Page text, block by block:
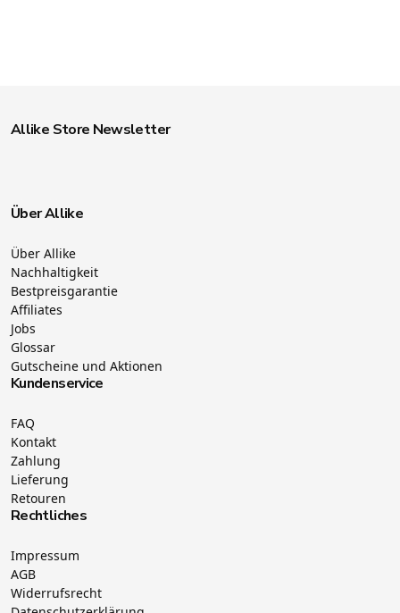
Allike Store Newsletter
Über Allike
Über Allike
Nachhaltigkeit
Bestpreisgarantie
Affiliates
Jobs
Glossar
Gutscheine und Aktionen
Kundenservice
FAQ
Kontakt
Zahlung
Lieferung
Retouren
Rechtliches
Impressum
AGB
Widerrufsrecht